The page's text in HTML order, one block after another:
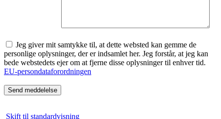
Jeg giver mit samtykke til, at dette websted kan gemme de
personlige oplysninger, der er indsamlet her. Jeg forstår, at jeg kan
bede webstedets ejer om at fjerne disse oplysninger til enhver tid.
EU-persondataforordningen
Skift til standardvisning